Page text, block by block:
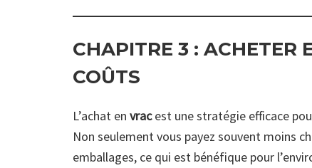
CHAPITRE 3 : ACHETER
COÛTS
L’achat en vracest une stratégie efficace
Non seulement vous payez souvent moins
emballages, ce qui est bénéfique pour